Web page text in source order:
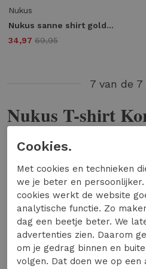
Nukus
Nukus sanne shirt golden days nks04023 T-shirt Korte mouw 281 offwhite/army
34,97 69,95
7 van de 7
Nukus T-shirt
zeker de t-shirts korte
overslaan. Dit basisitem
garderobe, het item helpt
eens uit de brand.
t-shirt korte mouw is
Nukus T-shirt
Cookies.
Met cookies en technieken
we je beter en persoonlijker.
cookies werkt de website
analytische functie. Zo
dag een beetje beter. We
advertenties zien. Daarom
om je gedrag binnen en
volgen. Dat doen we op een